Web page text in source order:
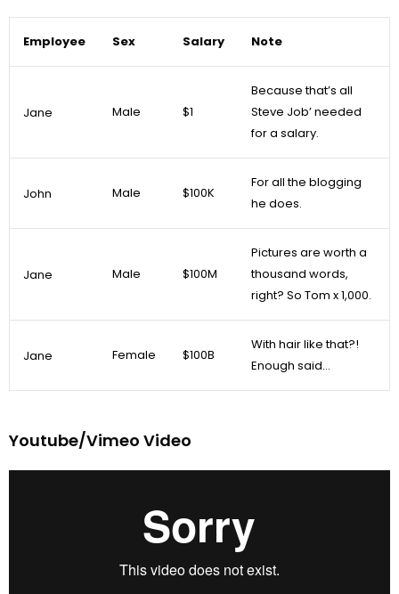
Employee Sex Salary Note
Jane Male $1
Because that’s all
Steve Job’ needed
for a salary.
John Male $100K
For all the blogging
he does.
Jane Male $100M
Pictures are worth a
thousand words,
right? So Tom x 1,000.
Jane Female $100B
With hair like that?!
Enough said…
Youtube/Vimeo Video